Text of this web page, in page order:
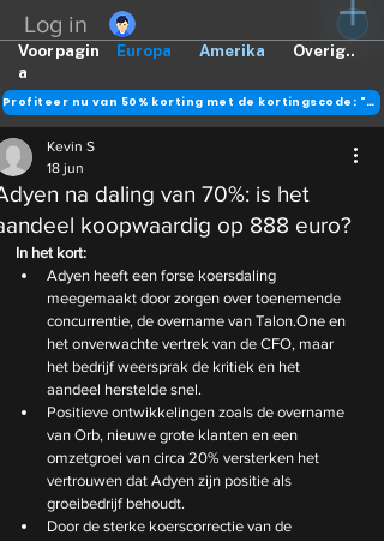
Log in
Europa Amerika Overig..
Voorpagin
a
Profiteer nu van 50% korting met de kortingscode: "DANK"
na daling van 70%: is het
koopwaardig op 888 euro?
Kevin S
18 jun
In het kort:
Adyen heeft een forse koersdaling
meegemaakt door zorgen over toenemende
concurrentie, de overname van Talon.One en
het onverwachte vertrek van de CFO, maar
het bedrijf weersprak de kritiek en het
aandeel herstelde snel.
Positieve ontwikkelingen zoals de overname
van Orb, nieuwe grote klanten en een
omzetgroei van circa 20% versterken het
vertrouwen dat Adyen zijn positie als
groeibedrijf behoudt.
Door de sterke koerscorrectie van de